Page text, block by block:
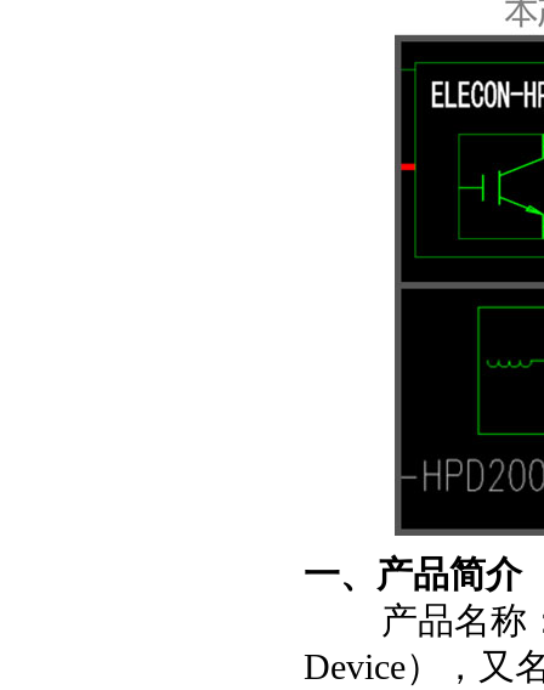
一、产品简介
产品名称
Device），又